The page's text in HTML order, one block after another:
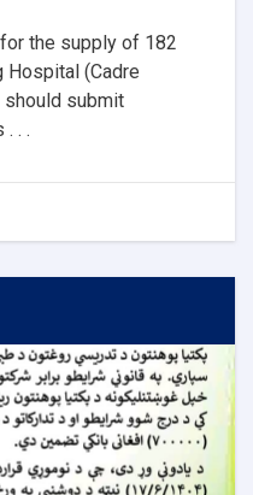
the supply of 182
(Cadre
submit
. .